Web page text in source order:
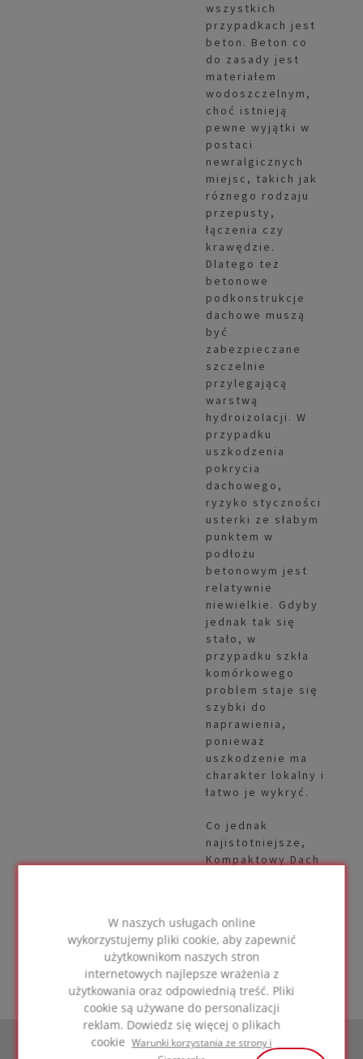
W naszych usługach online
wykorzystujemy pliki cookie, aby zapewnić
użytkownikom naszych stron
internetowych najlepsze wrażenia z
użytkowania oraz odpowiednią treść. Pliki
cookie są używane do personalizacji
reklam. Dowiedz się więcej o plikach
cookieWarunki korzystania ze strony i
wszystkich
przypadkach jest
beton. Beton co
do zasady jest
materiałem
wodoszczelnym,
choć istnieją
pewne wyjątki w
postaci
newralgicznych
miejsc, takich jak
różnego rodzaju
przepusty,
łączenia czy
krawędzie.
Dlatego też
betonowe
podkonstrukcje
dachowe muszą
być
zabezpieczane
szczelnie
przylegającą
warstwą
hydroizolacji. W
przypadku
uszkodzenia
pokrycia
dachowego,
ryzyko styczności
usterki ze słabym
punktem w
podłożu
betonowym jest
relatywnie
niewielkie. Gdyby
jednak tak się
stało, w
przypadku szkła
komórkowego
problem staje się
szybki do
naprawienia,
ponieważ
uszkodzenie ma
charakter lokalny i
łatwo je wykryć.
Co jednak
najistotniejsze,
Kompaktowy Dach
poziomy ruch
wody wewnątrz
przegrody